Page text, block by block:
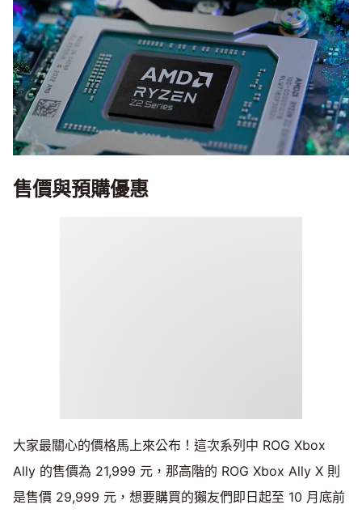
售價與預購優惠
大家最關心的價格馬上來公布！這次系列中 ROG Xbox
Ally 的售價為 21,999 元，那高階的 ROG Xbox Ally X 則
是售價 29,999 元，想要購買的獺友們即日起至 10 月底前